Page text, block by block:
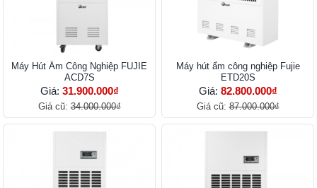
Máy Hút Ẩm Công Nghiệp FUJIE
ACD7S
Giá: 31.900.000₫
Giá cũ:34.000.000₫
Máy hút ẩm công nghiệp Fujie
ETD20S
Giá: 82.800.000₫
Giá cũ:87.000.000₫